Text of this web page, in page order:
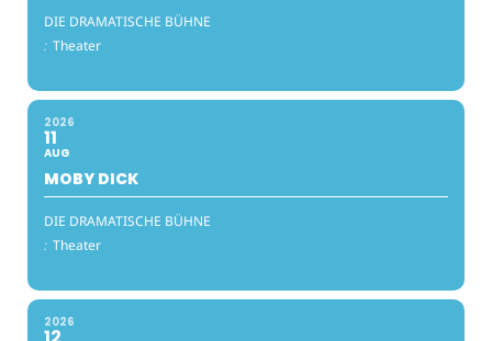
DIE DRAMATISCHE BÜHNE
: Theater
2026
11
AUG
MOBY DICK
DIE DRAMATISCHE BÜHNE
: Theater
2026